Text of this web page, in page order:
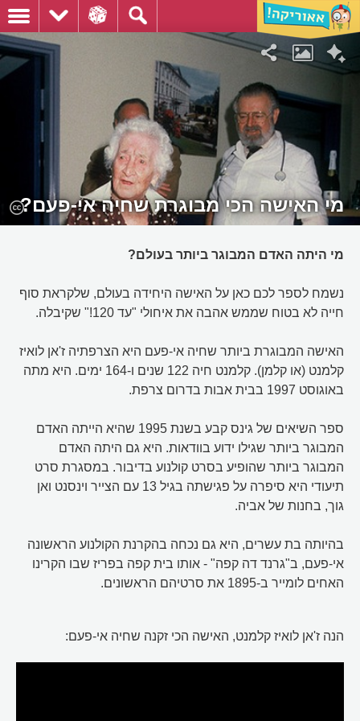
מי האישה הכי מבוגרת שחיה אי-פעם?
מי היתה האדם המבוגר ביותר בעולם?
נשמח לספר לכם כאן על האישה היחידה בעולם, שלקראת סוף
חייה לא בטוח שממש אהבה את איחולי "עד 120!" שקיבלה.
האישה המבוגרת ביותר שחיה אי-פעם היא הצרפתיה ז'אן לואיז
קלמנט (או קלמן). קלמנט חיה 122 שנים ו-164 ימים. היא מתה
באוגוסט 1997 בבית אבות בדרום צרפת.
ספר השיאים של גינס קבע בשנת 1995 שהיא הייתה האדם
המבוגר ביותר שגילו ידוע בוודאות. היא גם היתה האדם
המבוגר ביותר שהופיע בסרט קולנוע בדיבור. במסגרת סרט
תיעודי היא סיפרה על פגישתה בגיל 13 עם הצייר וינסנט ואן
גוך, בחנות של אביה.
בהיותה בת עשרים, היא גם נכחה בהקרנת הקולנוע הראשונה
אי-פעם, ב"גרנד דה קפה" - אותו בית קפה בפריז שבו הקרינו
האחים לומייר ב-1895 את סרטיהם הראשונים.
הנה ז'אן לואיז קלמנט, האישה הכי זקנה שחיה אי-פעם: